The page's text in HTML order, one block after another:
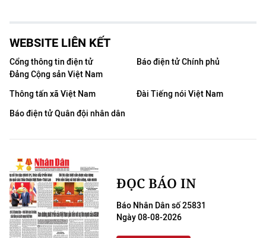
WEBSITE LIÊN KẾT
Cổng thông tin điện tử
Đảng Cộng sản Việt Nam
Báo điện tử Chính phủ
Thông tấn xã Việt Nam
Đài Tiếng nói Việt Nam
Báo điện tử Quân đội nhân dân
ĐỌC BÁO IN
Báo Nhân Dân số 25831
Ngày 08-08-2026